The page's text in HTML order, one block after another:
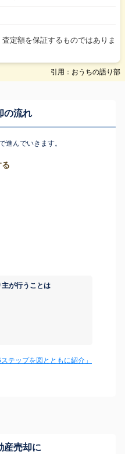
定額を保証するものではありま
引用：おうちの語り部
の流れ
進んでいきます。
が行うことは
テップを図とともに紹介」
産売却に